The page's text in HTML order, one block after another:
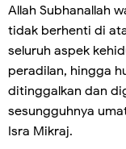
Allah Subhanallah
tidak berhenti di
seluruh aspek
peradilan, hingga
ditinggalkan dan
sesungguhnya
Isra Mikraj.